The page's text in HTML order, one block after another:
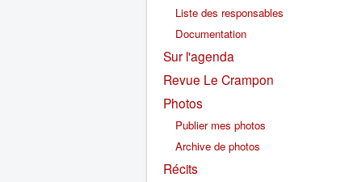
Liste des responsables
Documentation
Sur l'agenda
Revue Le Crampon
Photos
Publier mes photos
Archive de photos
Récits